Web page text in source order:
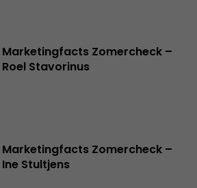
Marketingfacts Zomercheck –
Roel Stavorinus
Marketingfacts Zomercheck –
Ine Stultjens